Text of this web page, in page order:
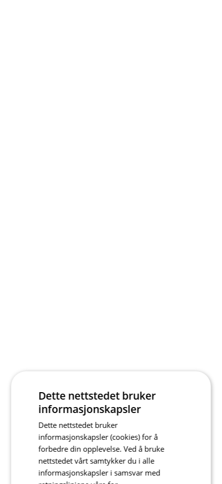
Dette nettstedet bruker
informasjonskapsler
Dette nettstedet bruker
informasjonskapsler (cookies) for å
forbedre din opplevelse. Ved å bruke
nettstedet vårt samtykker du i alle
informasjonskapsler i samsvar med